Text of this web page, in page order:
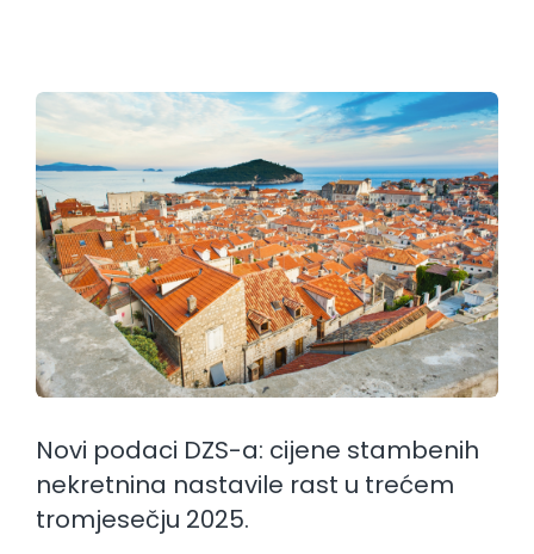
Novi podaci DZS-a: cijene stambenih
nekretnina nastavile rast u trećem
tromjesečju 2025.